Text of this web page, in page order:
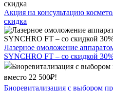
Акция на консультацию
скидка
Лазерное омоложение
SYNCHRO FT – со скидкой
Биоревитализация с выбором